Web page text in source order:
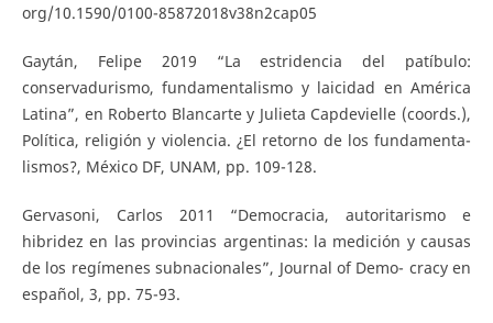
org/10.1590/0100-85872018v38n2cap05
Gaytán, Felipe 2019 “La estridencia del patíbulo:
conservadurismo, fundamentalismo y laicidad en América
Latina”, en Roberto Blancarte y Julieta Capdevielle (coords.),
Política, religión y violencia. ¿El retorno de los fundamenta-
lismos?, México DF, UNAM, pp. 109-128.
Gervasoni, Carlos 2011 “Democracia, autoritarismo e
hibridez en las provincias argentinas: la medición y causas
de los regímenes subnacionales”, Journal of Demo- cracy en
español, 3, pp. 75-93.